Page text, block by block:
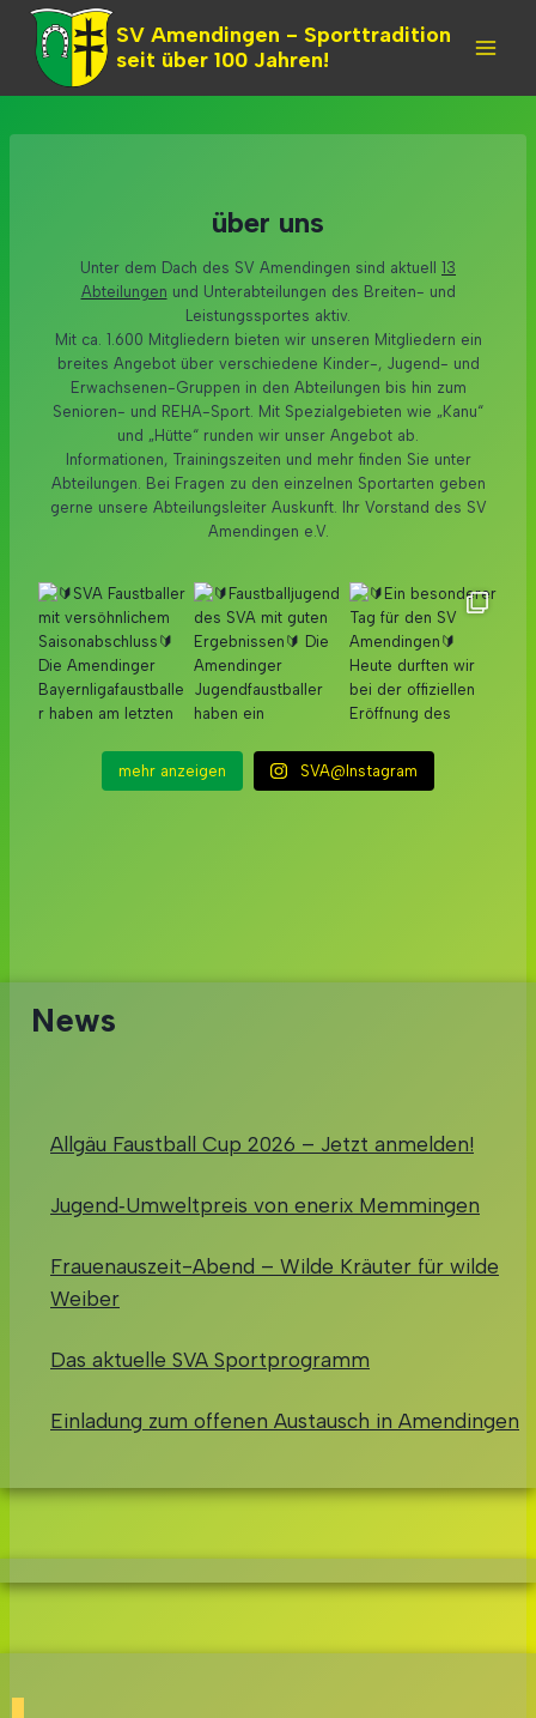
Skip
content
SV Amendingen - Sporttradition
seit über 100 Jahren!
über uns
Unter dem Dach des SV Amendingen sind aktuell 13
Abteilungen und Unterabteilungen des Breiten- und
Leistungssportes aktiv.
Mit ca. 1.600 Mitgliedern bieten wir unseren Mitgliedern ein
breites Angebot über verschiedene Kinder-, Jugend- und
Erwachsenen-Gruppen in den Abteilungen bis hin zum
Senioren- und REHA-Sport. Mit Spezialgebieten wie „Kanu“
und „Hütte“ runden wir unser Angebot ab.
Informationen, Trainingszeiten und mehr finden Sie unter
Abteilungen. Bei Fragen zu den einzelnen Sportarten geben
gerne unsere Abteilungsleiter Auskunft. Ihr Vorstand des SV
Amendingen e.V.
mehr anzeigen SVA@Instagram
News
Allgäu Faustball Cup 2026 – Jetzt anmelden!
Jugend‑Umweltpreis von enerix Memmingen
Frauenauszeit-Abend – Wilde Kräuter für wilde
Weiber
Das aktuelle SVA Sportprogramm
Einladung zum offenen Austausch in Amendingen